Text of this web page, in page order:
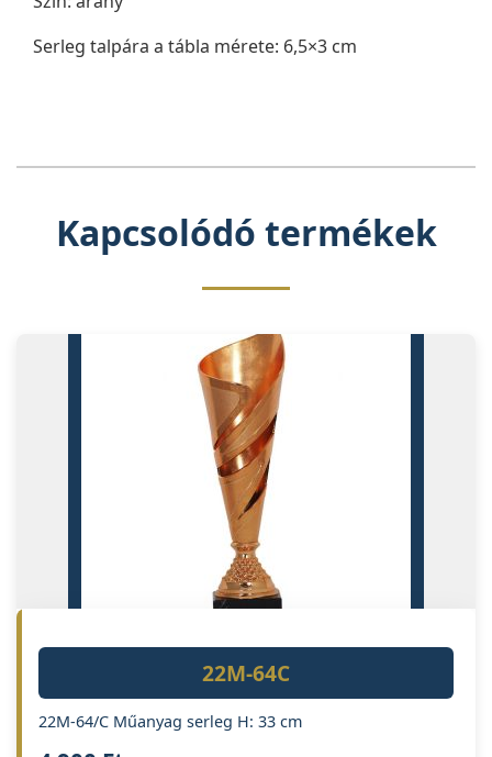
Serleg talpára a tábla mérete: 6,5×3 cm
Kapcsolódó termékek
22M-64C
22M-64/C Műanyag serleg H: 33 cm